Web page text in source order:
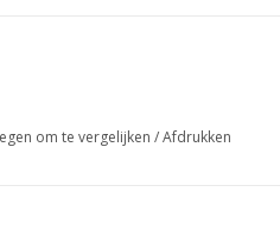
€ 10.-, kruis uw wensen in
om te vergelijken /Afdrukken